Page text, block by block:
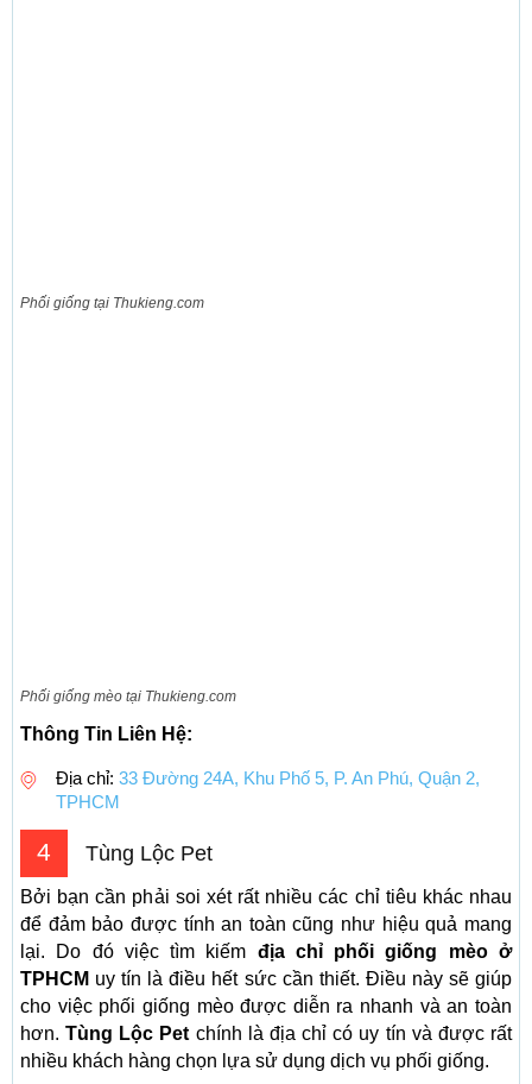
Phối giống tại Thukieng.com
Phối giống mèo tại Thukieng.com
Thông Tin Liên Hệ:
Địa chỉ: 33 Đường 24A, Khu Phố 5, P. An Phú, Quận 2,
TPHCM
4 Tùng Lộc Pet
Bởi bạn cần phải soi xét rất nhiều các chỉ tiêu khác nhau
để đảm bảo được tính an toàn cũng như hiệu quả mang
lại. Do đó việc tìm kiếm địa chỉ phối giống mèo ở
TPHCM uy tín là điều hết sức cần thiết. Điều này sẽ giúp
cho việc phối giống mèo được diễn ra nhanh và an toàn
hơn.Tùng Lộc Petchính là địa chỉ có uy tín và được rất
nhiều khách hàng chọn lựa sử dụng dịch vụ phối giống.